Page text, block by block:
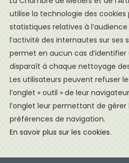
utilise la technologie des cookies
statistiques relatives à
l’activité des internautes sur ses
permet en aucun cas
disparaît à chaque nettoyage
Les utilisateurs peuvent refuser
l’onglet « outil » de leur
l’onglet leur permettant de
préférences de navigation.
En savoir plus sur les cookies.